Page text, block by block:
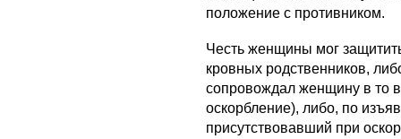
положение с противником.
Честь женщины мог
кровных родственников,
сопровождал женщину в то
оскорбление), либо, по
присутствовавший при